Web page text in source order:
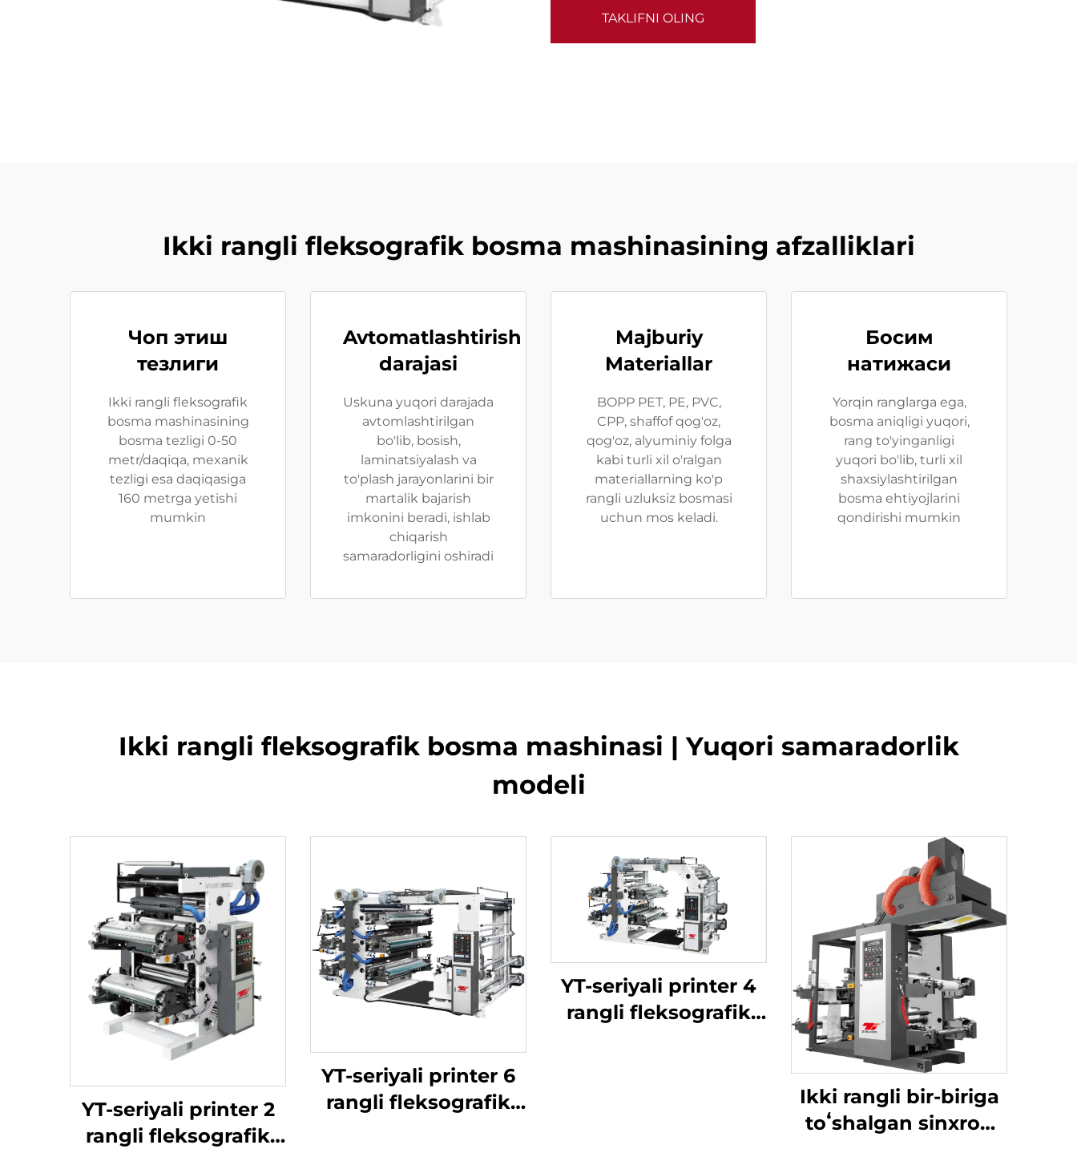
TAKLIFNI OLING
Ikki rangli fleksografik bosma mashinasining afzalliklari
Чоп этиш
тезлиги
Ikki rangli fleksografik
bosma mashinasining
bosma tezligi 0-50
metr/daqiqa, mexanik
tezligi esa daqiqasiga
160 metrga yetishi
mumkin
Avtomatlashtirish
darajasi
Uskuna yuqori darajada
avtomlashtirilgan
bo'lib, bosish,
laminatsiyalash va
to'plash jarayonlarini bir
martalik bajarish
imkonini beradi, ishlab
chiqarish
samaradorligini oshiradi
Majburiy
Materiallar
BOPP PET, PE, PVC,
CPP, shaffof qog'oz,
qog'oz, alyuminiy folga
kabi turli xil o'ralgan
materiallarning ko'p
rangli uzluksiz bosmasi
uchun mos keladi.
Босим
натижаси
Yorqin ranglarga ega,
bosma aniqligi yuqori,
rang to'yinganligi
yuqori bo'lib, turli xil
shaxsiylashtirilgan
bosma ehtiyojlarini
qondirishi mumkin
Ikki rangli fleksografik bosma mashinasi | Yuqori samaradorlik
modeli
YT-seriyali printer 2
rangli fleksografik
YT-seriyali printer 6
rangli fleksografik
YT-seriyali printer 4
rangli fleksografik
Ikki rangli bir-biriga
toʻshalgan sinxron